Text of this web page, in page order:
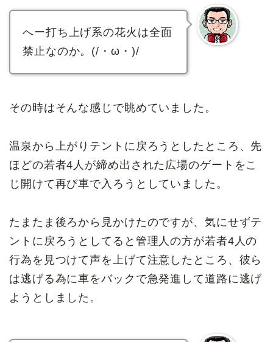
へー打ち上げ系の花火は全面
禁止なのか。(/・ω・)/
その時はそんな感じで眺めていました。
温泉から上がりテントに戻ろうとしたところ、先
ほどの若者4人が締め出された広場のゲートをこ
じ開けて再び車で入ろうとしていました。
たまたま後ろから見かけたのですが、気にせずテ
ントに戻ろうとしてると管理人の方が若者4人の
行為を見つけて声を上げて注意したところ、彼ら
は逃げる為に車をバックで急発進して道路に逃げ
ようとしました。